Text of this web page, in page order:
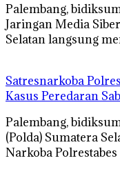
Palembang,
Jaringan Media
Selatan langsung
Satresnarkoba
Kasus Peredaran
Palembang,
(Polda) Sumatera
Narkoba